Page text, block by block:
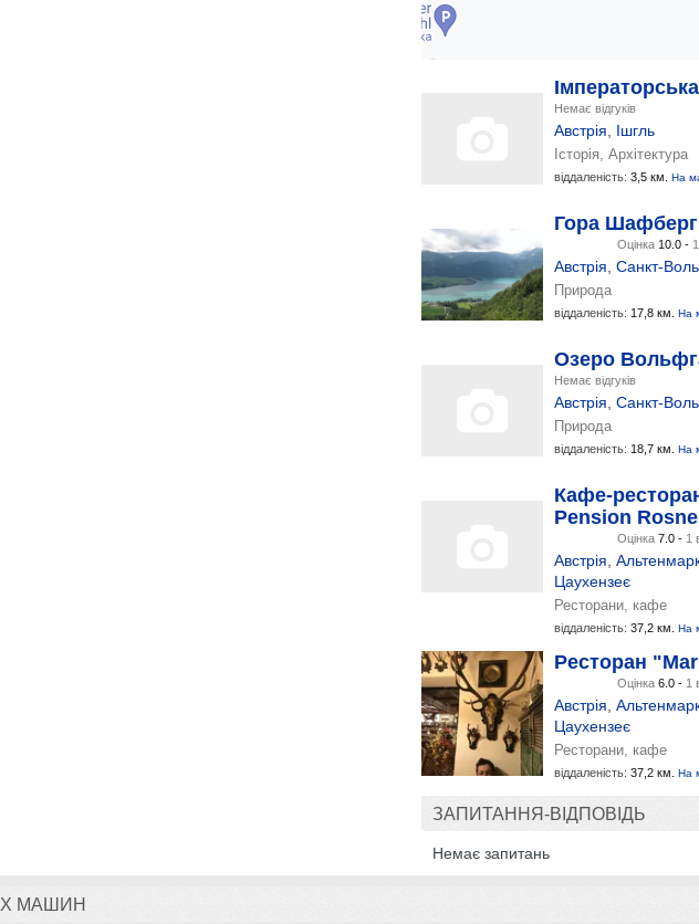
Немає відгуків
Австрія Ішгль
Історія, Архітектура
віддаленість: 3,5 км. На
Гора Шафберг
Оцінка 10.0 -
Австрія Санкт-
Природа
віддаленість: 17,8 км. На
Озеро
Немає відгуків
Австрія Санкт-
Природа
віддаленість: 18,7 км. На
Кафе-
Pension
Оцінка 7.0 - 1
Австрія
Цаухензеє
Ресторани, кафе
віддаленість: 37,2 км. На
Ресторан
Оцінка 6.0 - 1
Австрія
Цаухензеє
Ресторани, кафе
віддаленість: 37,2 км. На
ЗАПИТАННЯ-ВІДПОВІДЬ
Немає запитань
МАШИН